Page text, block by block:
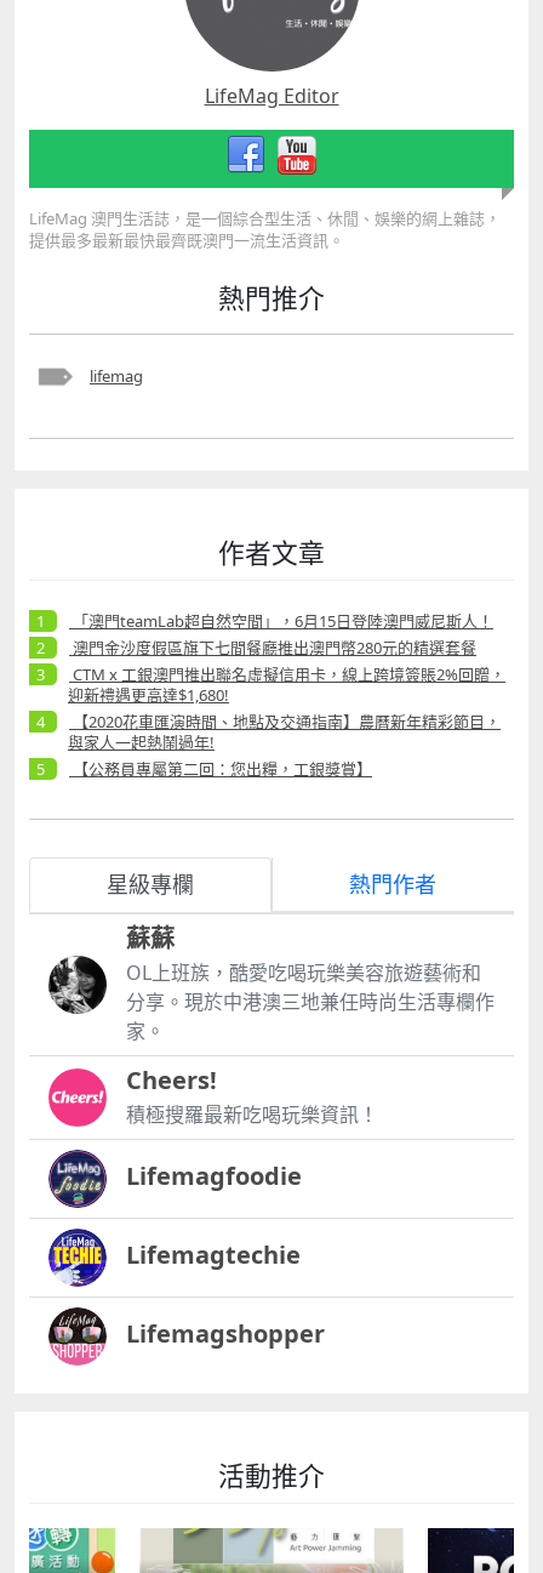
LifeMag Editor
LifeMag 澳門生活誌，是一個綜合型生活、休閒、娛樂的網上雜誌，
提供最多最新最快最齊既澳門一流生活資訊。
熱門推介
lifemag
作者文章
「澳門teamLab超自然空間」，6月15日登陸澳門威尼斯人！
澳門金沙度假區旗下七間餐廳推出澳門幣280元的精選套餐
CTM x 工銀澳門推出聯名虛擬信用卡，線上跨境簽賬2%回贈，
迎新禮遇更高達$1,680!
【2020花車匯演時間、地點及交通指南】農曆新年精彩節目，
與家人一起熱鬧過年!
【公務員專屬第二回：您出糧，工銀獎賞】
星級專欄 熱門作者
蘇蘇
OL上班族，酷愛吃喝玩樂美容旅遊藝術和
分享。現於中港澳三地兼任時尚生活專欄作
家。
Cheers!
積極搜羅最新吃喝玩樂資訊！
Lifemagfoodie
Lifemagtechie
Lifemagshopper
活動推介